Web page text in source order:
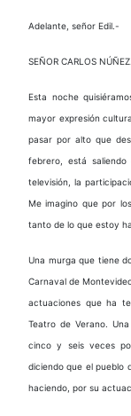
Adelante, señor Edil.-
SEÑOR CARLOS
Esta noche
mayor expresión
pasar por alto que
febrero, está
televisión, la
Me imagino que por
tanto de lo que estoy
Una murga que tiene
Carnaval de
actuaciones que ha
Teatro de Verano.
cinco y seis veces
diciendo que el pueblo
haciendo, por su